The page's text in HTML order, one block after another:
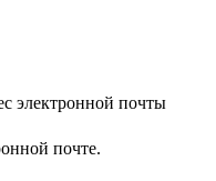
электронной почты
почте.